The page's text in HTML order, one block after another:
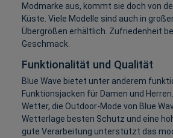
Modmarke aus, kommt sie doch von
Küste. Viele Modelle sind auch in
Übergrößen erhältlich. Zufriedenheit
Geschmack.
Funktionalität und Qualität
Blue Wave bietet unter anderem
Funktionsjacken für Damen und
Wetter, die Outdoor-Mode von Blue
Wetterlage besten Schutz und eine
gute Verarbeitung unterstützt das